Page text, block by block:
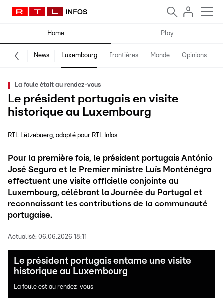
Home Play
News Luxembourg Frontières Monde Opinions
La foule était au rendez-vous
Le président portugais en visite
historique au Luxembourg
RTL Lëtzebuerg adapté pour RTL Infos
Pour la première fois, le président portugais António
José Seguro et le Premier ministre Luís Monténégro
effectuent une visite officielle conjointe au
Luxembourg, célébrant la Journée du Portugal et
reconnaissant les contributions de la communauté
portugaise.
Actualisé: 06.06.2026 18:11
Le président portugais entame une visite
historique au Luxembourg
La foule est au rendez-vous